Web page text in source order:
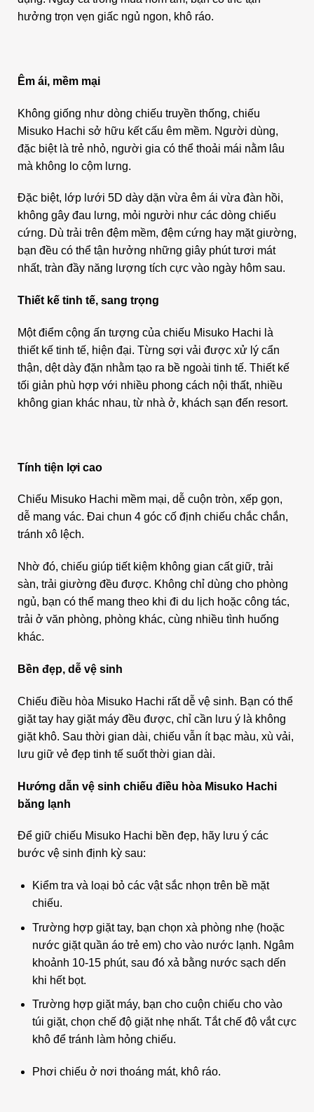
hưởng trọn vẹn giấc ngủ ngon, khô ráo.
Êm ái, mềm mại
Không giống như dòng chiếu truyền thống, chiếu
Misuko Hachi sở hữu kết cấu êm mềm. Người dùng,
đặc biệt là trẻ nhỏ, người gia có thể thoải mái nằm lâu
mà không lo cộm lưng.
Đặc biệt, lớp lưới 5D dày dặn vừa êm ái vừa đàn hồi,
không gây đau lưng, mỏi người như các dòng chiếu
cứng. Dù trải trên đệm mềm, đệm cứng hay mặt giường,
bạn đều có thể tận hưởng những giây phút tươi mát
nhất, tràn đầy năng lượng tích cực vào ngày hôm sau.
Thiết kế tinh tế, sang trọng
Một điểm cộng ấn tượng của chiếu Misuko Hachi là
thiết kế tinh tế, hiện đại. Từng sợi vải được xử lý cẩn
thận, dệt dày đặn nhằm tạo ra bề ngoài tinh tế. Thiết kế
tối giản phù hợp với nhiều phong cách nội thất, nhiều
không gian khác nhau, từ nhà ở, khách sạn đến resort.
Tính tiện lợi cao
Chiếu Misuko Hachi mềm mại, dễ cuộn tròn, xếp gọn,
dễ mang vác. Đai chun 4 góc cố định chiếu chắc chắn,
tránh xô lệch.
Nhờ đó, chiếu giúp tiết kiệm không gian cất giữ, trải
sàn, trải giường đều được. Không chỉ dùng cho phòng
ngủ, bạn có thể mang theo khi đi du lịch hoặc công tác,
trải ở văn phòng, phòng khác, cùng nhiều tình huống
khác.
Bền đẹp, dễ vệ sinh
Chiếu điều hòa Misuko Hachi rất dễ vệ sinh. Bạn có thể
giặt tay hay giặt máy đều được, chỉ cần lưu ý là không
giặt khô. Sau thời gian dài, chiếu vẫn ít bạc màu, xù vải,
lưu giữ vẻ đẹp tinh tế suốt thời gian dài.
Hướng dẫn vệ sinh chiếu điều hòa Misuko Hachi
băng lạnh
Để giữ chiếu Misuko Hachi bền đẹp, hãy lưu ý các
bước vệ sinh định kỳ sau:
Kiểm tra và loại bỏ các vật sắc nhọn trên bề mặt
chiếu.
Trường hợp giặt tay, bạn chọn xà phòng nhẹ (hoặc
nước giặt quần áo trẻ em) cho vào nước lạnh. Ngâm
khoảnh 10-15 phút, sau đó xả bằng nước sạch dến
khi hết bọt.
Trường hợp giặt máy, bạn cho cuộn chiếu cho vào
túi giặt, chọn chế độ giặt nhẹ nhất. Tắt chế độ vắt cực
khô để tránh làm hỏng chiếu.
Phơi chiếu ở nơi thoáng mát, khô ráo.